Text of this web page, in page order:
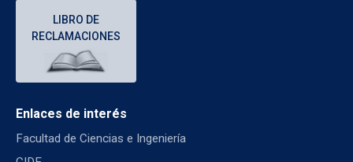
LIBRO DE
RECLAMACIONES
Enlaces de interés
Facultad de Ciencias e Ingeniería